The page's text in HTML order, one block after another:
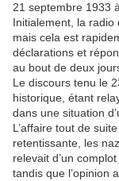
21 septembre 1933
Initialement, la radio
mais cela est
déclarations et
au bout de deux
Le discours tenu le
historique, étant
dans une situation
L’affaire tout de
retentissante, les
relevait d’un
tandis que l’opinion